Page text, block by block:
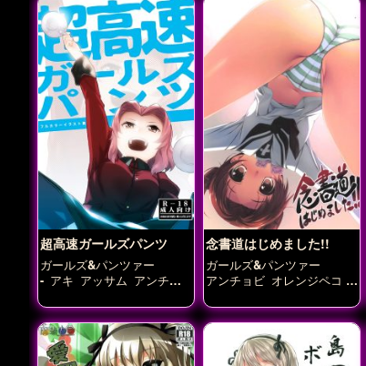
超高速ガールズパンツ
ガールズ&パンツァー
- アキ アッサム アンチョ
おりょう
イ ダージリン ミカ ミッ
コ ムラカミ ローズヒップ
小山柚子 島田愛里寿 武部
沙織 福田 秋山優花里 西住
しほ 角谷杏 鶴姫しずか
念書道はじめました!!
ガールズ&パンツァー
アンチョビ オレンジペコ
カチューシャ
リン ローズヒップ 島田愛
里寿 角谷杏